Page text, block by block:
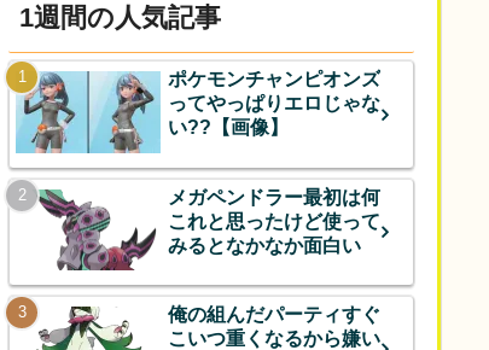
1週間の人気記事
ポケモンチャンピオンズ
ってやっぱりエロじゃな
い??【画像】
メガペンドラー最初は何
これと思ったけど使って
みるとなかなか面白い
俺の組んだパーティすぐ
こいつ重くなるから嫌い